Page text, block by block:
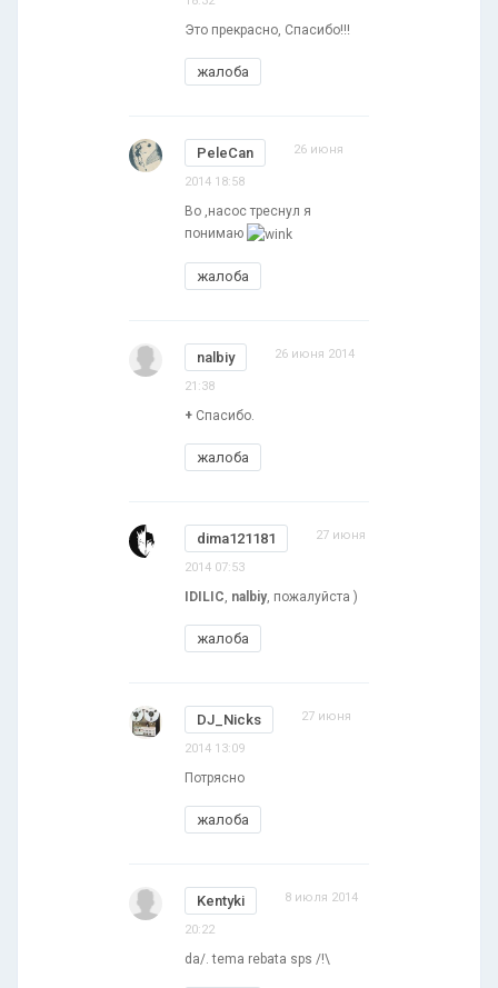
Это прекрасно, Спасибо!!!
жалоба
PeleCan 26 июня
2014 18:58
Во ,насос треснул я
понимаю
жалоба
nalbiy 26 июня 2014
21:38
+ Спасибо.
жалоба
dima121181 27 июня
2014 07:53
IDILIC, nalbiy, пожалуйста )
жалоба
DJ_Nicks 27 июня
2014 13:09
Потрясно
жалоба
Kentyki 8 июля 2014
20:22
da/. tema rebata sps /!\